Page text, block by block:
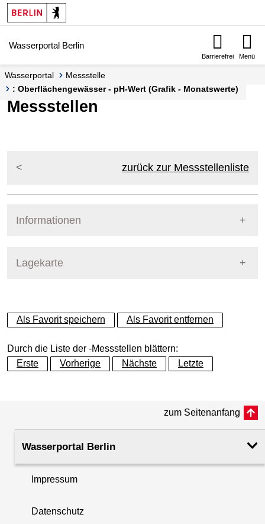
Springe zur Navigation
Springe zum Inhalt
Wasserportal Berlin
Barrierefrei Menü
Wasserportal
Messstelle
: Oberflächengewässer - pH-Wert (Grafik - Monatswerte)
Messstellen
zurück zur Messstellenliste
Informationen
Lagekarte
+
−
Als Favorit speichern Als Favorit entfernen
Durch die Liste der -Messstellen blättern:
Erste
Vorherige Nächste Letzte
zum Seitenanfang
Wasserportal Berlin
Impressum
Datenschutz